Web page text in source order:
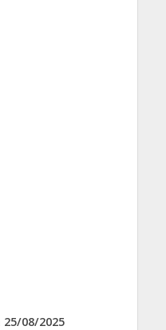
08/2025